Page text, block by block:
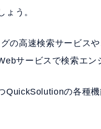
ょう。
の高速検索サービス
サービスで検索エン
QuickSolutionの各種機